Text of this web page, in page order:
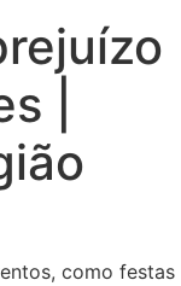
|
como festas